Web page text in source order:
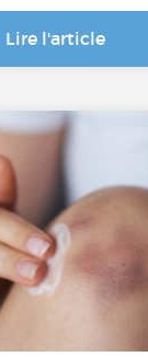
Lire l'article